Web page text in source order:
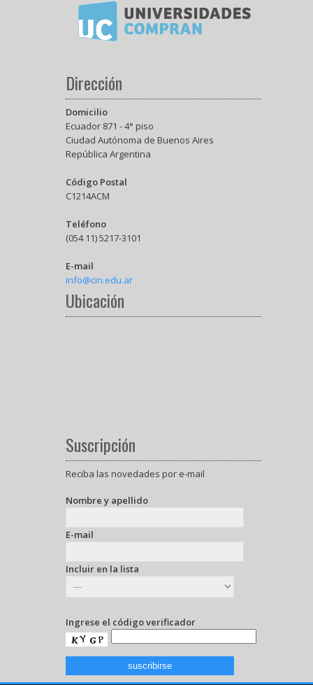
Dirección
Domicilio
Ecuador 871 - 4° piso
Ciudad Autónoma de Buenos Aires
República Argentina
Código Postal
C1214ACM
Teléfono
(054 11) 5217-3101
E-mail
info@cin.edu.ar
Ubicación
Suscripción
Reciba las novedades por e-mail
Nombre y apellido
E-mail
Incluir en la lista
Ingrese el código verificador